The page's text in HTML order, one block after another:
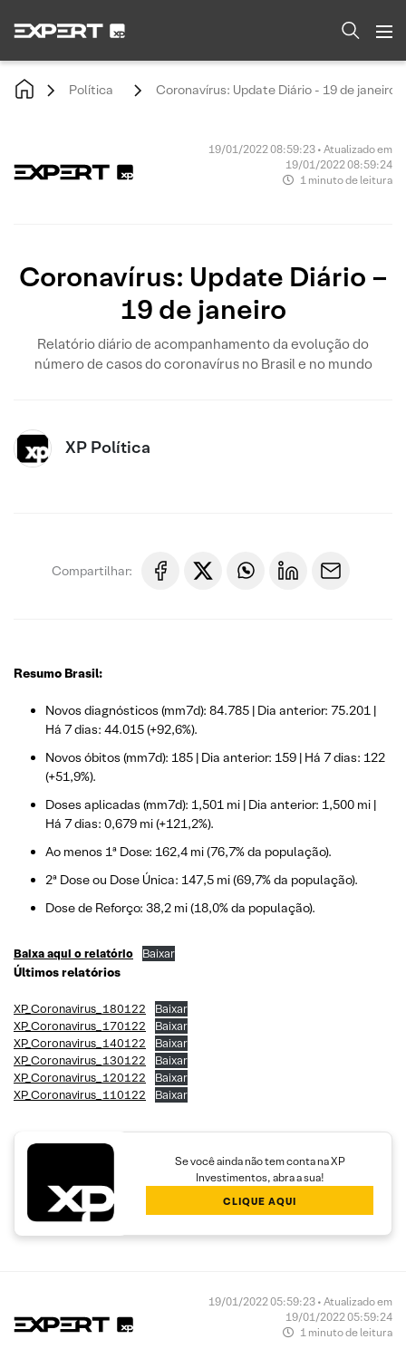
Política Coronavírus: Update Diário - 19 de janeiro
19/01/2022 08:59:23 • Atualizado em
19/01/2022 08:59:24
1 minuto de leitura
Coronavírus: Update Diário –
19 de janeiro
Relatório diário de acompanhamento da evolução do
número de casos do coronavírus no Brasil e no mundo
XP Política
Compartilhar:
Resumo Brasil:
Novos diagnósticos (mm7d): 84.785 | Dia anterior: 75.201 |
Há 7 dias: 44.015 (+92,6%).
Novos óbitos (mm7d): 185 | Dia anterior: 159 | Há 7 dias: 122
(+51,9%).
Doses aplicadas (mm7d): 1,501 mi | Dia anterior: 1,500 mi |
Há 7 dias: 0,679 mi (+121,2%).
Ao menos 1ª Dose: 162,4 mi (76,7% da população).
2ª Dose ou Dose Única: 147,5 mi (69,7% da população).
Dose de Reforço: 38,2 mi (18,0% da população).
Baixa aqui o relatório Baixar
Últimos relatórios
XP_Coronavirus_180122
Baixar
XP_Coronavirus_170122
Baixar
XP_Coronavirus_140122
Baixar
XP_Coronavirus_130122
Baixar
XP_Coronavirus_120122
Baixar
XP_Coronavirus_110122
Baixar
Se você ainda não tem conta na XP
Investimentos, abra a sua!
CLIQUE AQUI
19/01/2022 05:59:23 • Atualizado em
19/01/2022 05:59:24
1 minuto de leitura